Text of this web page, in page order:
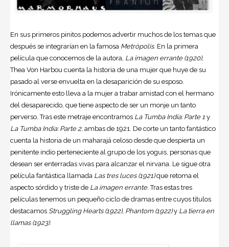
En sus primeros pinitos podemos advertir muchos de los temas que
después se integrarían en la famosa Metrópolis. En la primera
película que conocemos de la autora, La imagen errante (1920),
Thea Von Harbou cuenta la historia de una mujer que huye de su
pasado al verse envuelta en la desaparición de su esposo.
Irónicamente esto lleva a la mujer a trabar amistad con el hermano
del desaparecido, que tiene aspecto de ser un monje un tanto
perverso. Tras este metraje encontramos La Tumba India: Parte 1 y
La Tumba India: Parte 2, ambas de 1921. De corte un tanto fantástico
cuenta la historia de un maharajá celoso desde que despierta un
penitente indio perteneciente al grupo de los yoguis, personas que
desean ser enterradas vivas para alcanzar el nirvana. Le sigue otra
película fantástica llamada Las tres luces (1921)que retoma el
aspecto sórdido y triste de La imagen errante. Tras estas tres
películas tenemos un pequeño ciclo de dramas entre cuyos títulos
destacamos Struggling Hearts (1922), Phantom (1922)y La tierra en
llamas (1923).